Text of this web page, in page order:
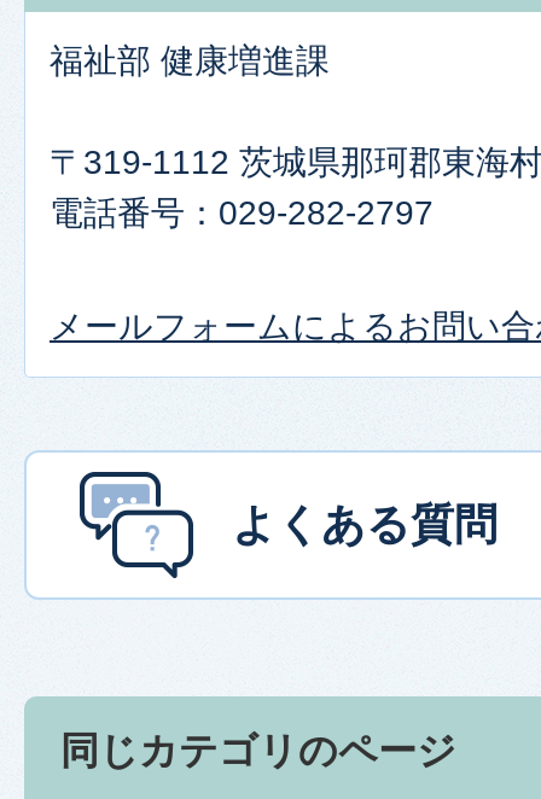
福祉部 健康増進課
〒319-1112 茨城県那珂郡東海
電話番号：029-282-2797
メールフォームによるお問い
よくある質問
同じカテゴリのページ